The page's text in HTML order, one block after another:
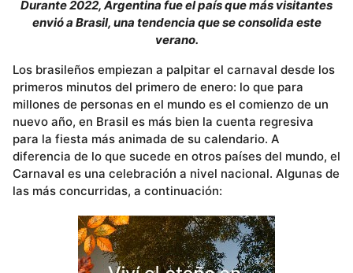
Durante 2022, Argentina fue el país que más visitantes
envió a Brasil, una tendencia que se consolida este
verano.
Los brasileños empiezan a palpitar el carnaval desde los
primeros minutos del primero de enero: lo que para
millones de personas en el mundo es el comienzo de un
nuevo año, en Brasil es más bien la cuenta regresiva
para la fiesta más animada de su calendario. A
diferencia de lo que sucede en otros países del mundo, el
Carnaval es una celebración a nivel nacional. Algunas de
las más concurridas, a continuación: